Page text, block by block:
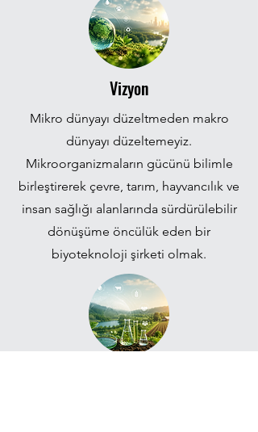
Vizyon
Mikro dünyayı düzeltmeden makro
dünyayı düzeltemeyiz.
Mikroorganizmaların gücünü bilimle
birleştirerek çevre, tarım, hayvancılık ve
insan sağlığı alanlarında sürdürülebilir
dönüşüme öncülük eden bir
biyoteknoloji şirketi olmak.